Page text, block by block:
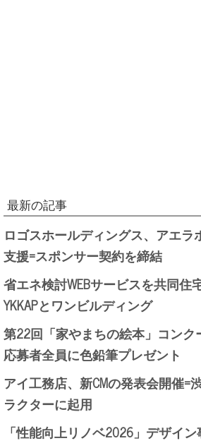
最新の記事
ロゴスホールディングス、アエラ
支援=スポンサー契約を締結
省エネ検討WEBサービスを共同住
YKKAPとワンビルディング
第22回「家やまちの絵本」コンク
応募者全員に色鉛筆プレゼント
アイ工務店、新CMの発表会開催=
ラクターに起用
「性能向上リノベ2026」デザイン